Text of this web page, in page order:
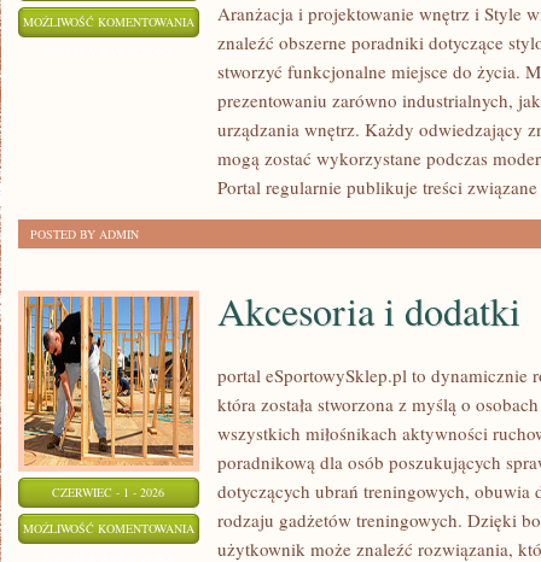
MOŻLIWOŚĆ KOMENTOWANIA METAMORFOZY
WNĘTRZ
Aranżacja i projektowanie wnętrz i Style
znaleźć obszerne poradniki dotyczące
stworzyć funkcjonalne miejsce do życia.
prezentowaniu zarówno industrialnych,
urządzania wnętrz. Każdy odwiedzający
mogą zostać wykorzystane podczas
Portal regularnie publikuje treści
POSTED BY ADMIN
CZERWIEC - 1 - 2026
MOŻLIWOŚĆ KOMENTOWANIA AKCESORIA
Akcesoria i dodatki
portal eSportowySklep.pl to dynamicznie
która została stworzona z myślą o
wszystkich miłośnikach aktywności
poradnikową dla osób poszukujących
dotyczących ubrań treningowych, obuwia
rodzaju gadżetów treningowych. Dzięki
użytkownik może znaleźć rozwiązania,